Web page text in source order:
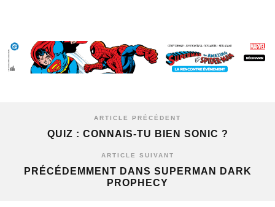
ARTICLE PRÉCÉDENT
QUIZ : CONNAIS-TU BIEN SONIC ?
ARTICLE SUIVANT
PRÉCÉDEMMENT DANS SUPERMAN DARK
PROPHECY